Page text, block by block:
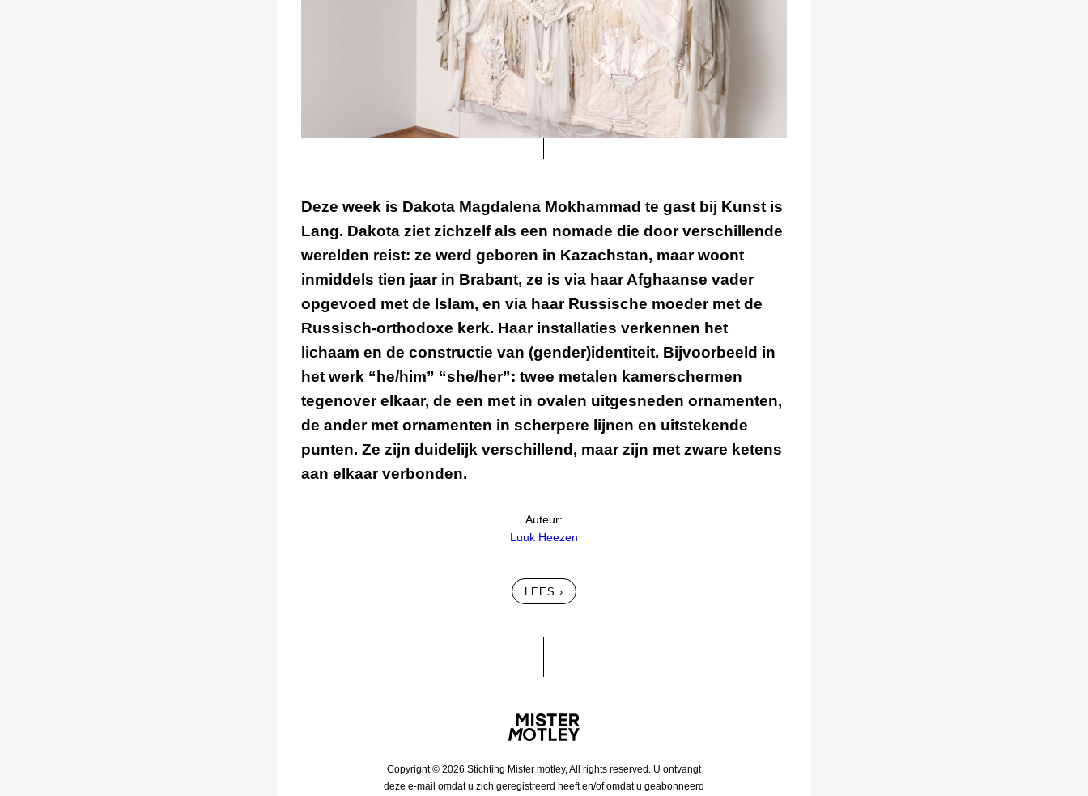
Deze week is Dakota Magdalena Mokhammad te gast bij Kunst is
Lang. Dakota ziet zichzelf als een nomade die door verschillende
werelden reist: ze werd geboren in Kazachstan, maar woont
inmiddels tien jaar in Brabant, ze is via haar Afghaanse vader
opgevoed met de Islam, en via haar Russische moeder met de
Russisch-orthodoxe kerk. Haar installaties verkennen het
lichaam en de constructie van (gender)identiteit. Bijvoorbeeld in
het werk “he/him” “she/her”: twee metalen kamerschermen
tegenover elkaar, de een met in ovalen uitgesneden ornamenten,
de ander met ornamenten in scherpere lijnen en uitstekende
punten. Ze zijn duidelijk verschillend, maar zijn met zware ketens
aan elkaar verbonden.
Auteur:
Luuk Heezen
LEES ›
Copyright © 2026 Stichting Mister motley, All rights reserved. U ontvangt
deze e-mail omdat u zich geregistreerd heeft en/of omdat u geabonneerd